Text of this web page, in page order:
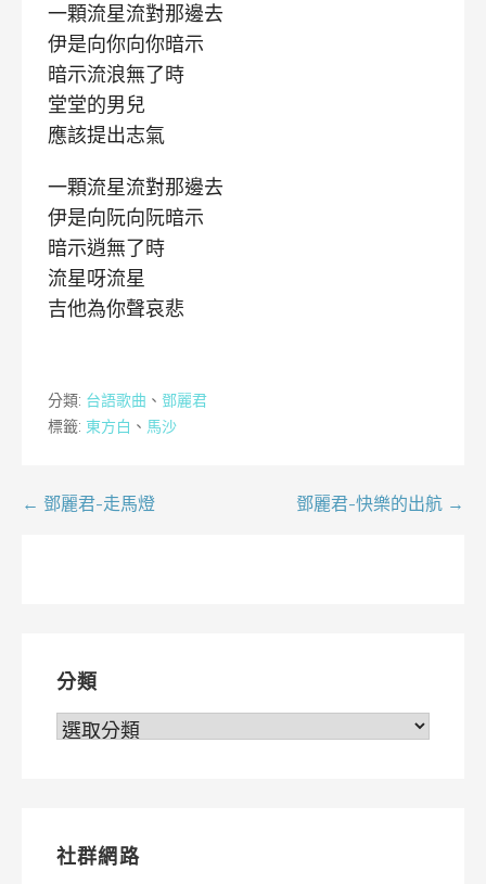
一顆流星流對那邊去
伊是向你向你暗示
暗示流浪無了時
堂堂的男兒
應該提出志氣
一顆流星流對那邊去
伊是向阮向阮暗示
暗示逍無了時
流星呀流星
吉他為你聲哀悲
分類: 台語歌曲 、 鄧麗君
標籤: 東方白 、 馬沙
文← 鄧麗君-走馬燈 鄧麗君-快樂的出航 →
分類
分
社群網路